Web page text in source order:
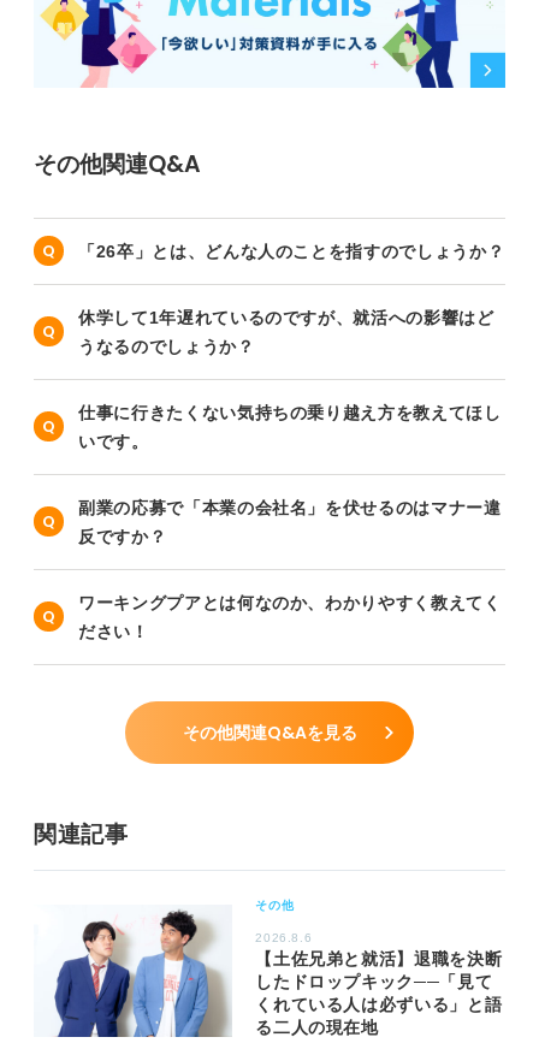
その他関連Q&A
「26卒」とは、どんな人のことを指すのでしょうか？
休学して1年遅れているのですが、就活への影響はど
うなるのでしょうか？
仕事に行きたくない気持ちの乗り越え方を教えてほし
いです。
副業の応募で「本業の会社名」を伏せるのはマナー違
反ですか？
ワーキングプアとは何なのか、わかりやすく教えてく
ださい！
その他関連Q&Aを見る
関連記事
その他
2026.8.6
【土佐兄弟と就活】退職を決断
したドロップキック──「見て
くれている人は必ずいる」と語
る二人の現在地